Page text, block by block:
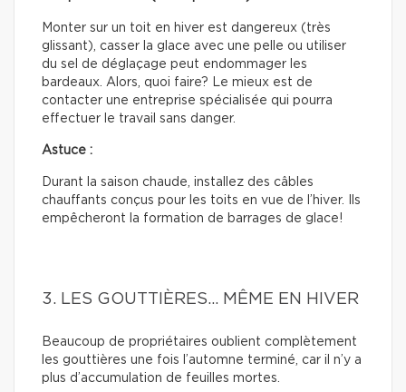
Monter sur un toit en hiver est dangereux (très
glissant), casser la glace avec une pelle ou utiliser
du sel de déglaçage peut endommager les
bardeaux. Alors, quoi faire? Le mieux est de
contacter une entreprise spécialisée qui pourra
effectuer le travail sans danger.
Astuce :
Durant la saison chaude, installez des câbles
chauffants conçus pour les toits en vue de l’hiver. Ils
empêcheront la formation de barrages de glace!
3. LES GOUTTIÈRES… MÊME EN HIVER
Beaucoup de propriétaires oublient complètement
les gouttières une fois l’automne terminé, car il n’y a
plus d’accumulation de feuilles mortes.